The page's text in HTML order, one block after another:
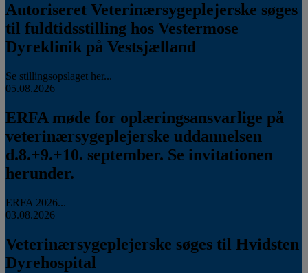
Autoriseret Veterinærsygeplejerske søges
til fuldtidsstilling hos Vestermose
Dyreklinik på Vestsjælland
Se stillingsopslaget her...
05.08.2026
ERFA møde for oplæringsansvarlige på
veterinærsygeplejerske uddannelsen
d.8.+9.+10. september. Se invitationen
herunder.
ERFA 2026...
03.08.2026
Veterinærsygeplejerske søges til Hvidsten
Dyrehospital